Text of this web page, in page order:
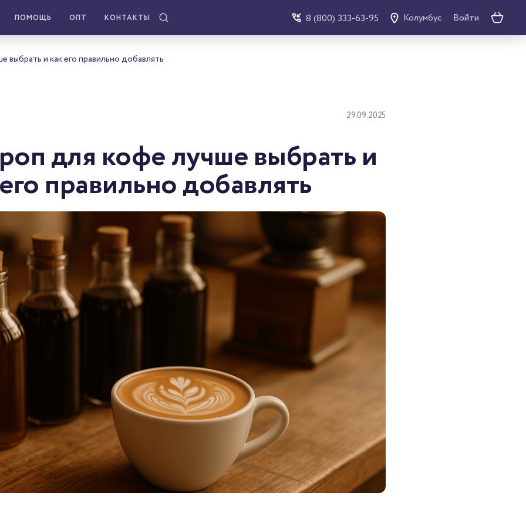
ПОМОЩЬ ОПТ КОНТАКТЫ 8 (800) 333-63-95 Колумбус Войти
выбрать и как его правильно добавлять
29.09.2025
для кофе лучше выбрать и
правильно добавлять